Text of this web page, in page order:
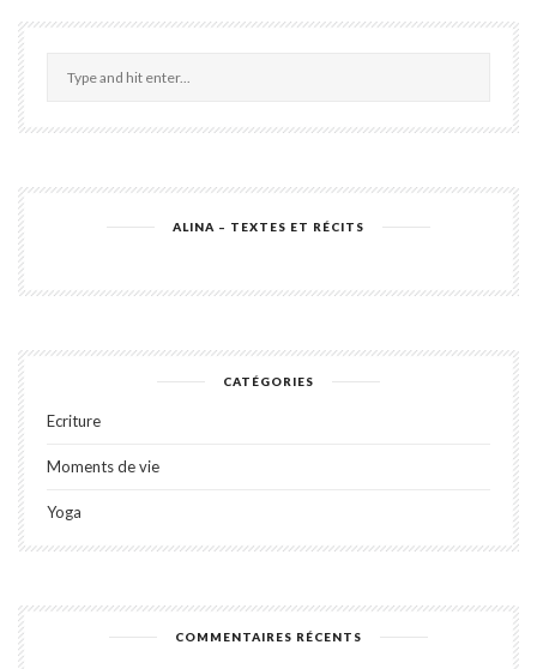
ALINA – TEXTES ET RÉCITS
CATÉGORIES
Ecriture
Moments de vie
Yoga
COMMENTAIRES RÉCENTS